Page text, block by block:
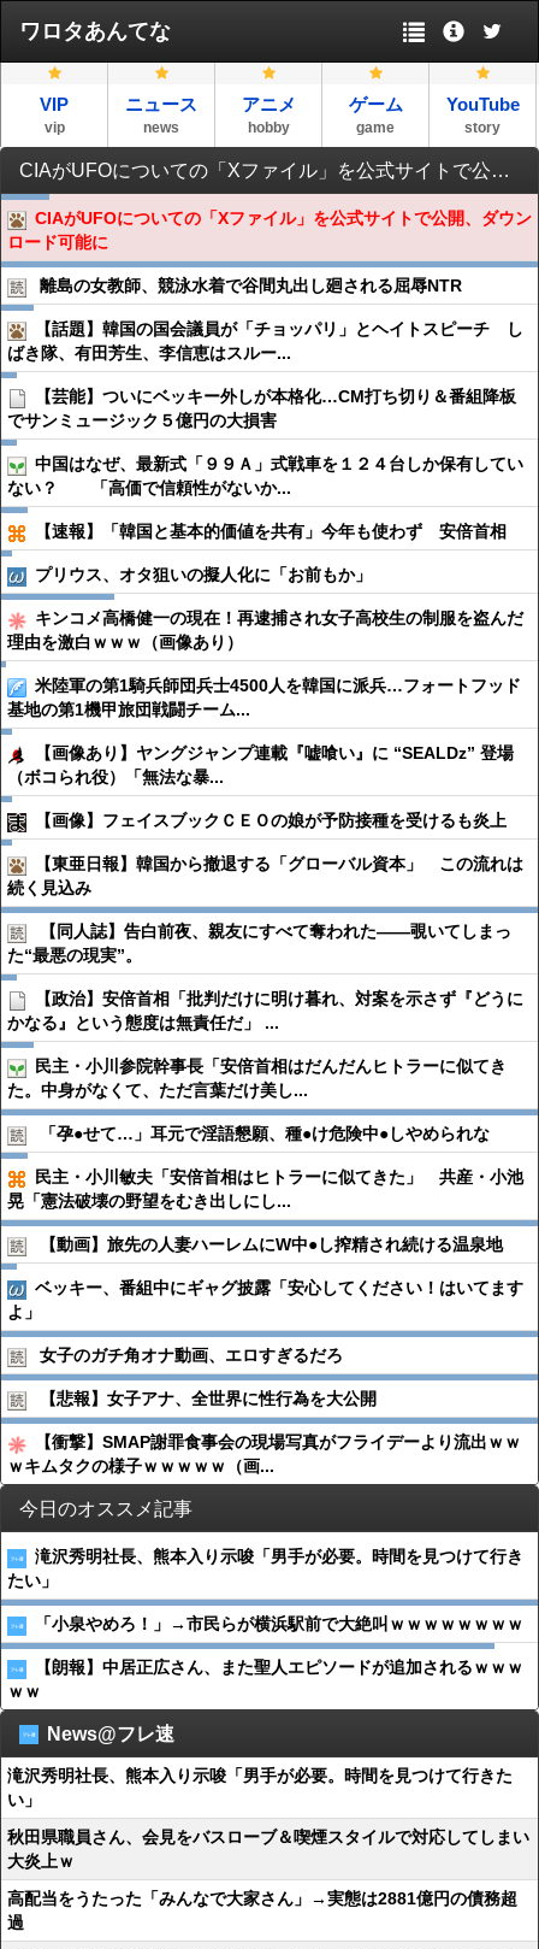
ワロタあんてな
VIP
vip
ニュース
news
アニメ
hobby
ゲーム
game
YouTube
story
CIAがUFOについての「Xファイル」を公式サイトで公開、ダウンロード可能に
CIAがUFOについての「Xファイル」を公式サイトで公開、ダウン
ロード可能に
離島の女教師、競泳水着で谷間丸出し廻される屈辱NTR
【話題】韓国の国会議員が「チョッパリ」とヘイトスピーチ し
ばき隊、有田芳生、李信恵はスルー...
【芸能】ついにベッキー外しが本格化…CM打ち切り＆番組降板
でサンミュージック５億円の大損害
中国はなぜ、最新式「９９Ａ」式戦車を１２４台しか保有してい
ない？ 「高価で信頼性がないか...
【速報】「韓国と基本的価値を共有」今年も使わず 安倍首相
プリウス、オタ狙いの擬人化に「お前もか」
キンコメ高橋健一の現在！再逮捕され女子高校生の制服を盗んだ
理由を激白ｗｗｗ（画像あり）
米陸軍の第1騎兵師団兵士4500人を韓国に派兵…フォートフッド
基地の第1機甲旅団戦闘チーム...
【画像あり】ヤングジャンプ連載『嘘喰い』に “SEALDz” 登場
（ボコられ役）「無法な暴...
【画像】フェイスブックＣＥＯの娘が予防接種を受けるも炎上
【東亜日報】韓国から撤退する「グローバル資本」 この流れは
続く見込み
【同人誌】告白前夜、親友にすべて奪われた――覗いてしまっ
た“最悪の現実”。
【政治】安倍首相「批判だけに明け暮れ、対案を示さず『どうに
かなる』という態度は無責任だ」 ...
民主・小川参院幹事長「安倍首相はだんだんヒトラーに似てき
た。中身がなくて、ただ言葉だけ美し...
「孕●︎せて…」耳元で淫語懇願、種●︎け危険中●︎しやめられな
民主・小川敏夫「安倍首相はヒトラーに似てきた」 共産・小池
晃「憲法破壊の野望をむき出しにし...
【動画】旅先の人妻ハーレムにW中●︎し搾精され続ける温泉地
ベッキー、番組中にギャグ披露「安心してください！はいてます
よ」
女子のガチ角オナ動画、エロすぎるだろ
【悲報】女子アナ、全世界に性行為を大公開
【衝撃】SMAP謝罪食事会の現場写真がフライデーより流出ｗｗ
ｗキムタクの様子ｗｗｗｗｗ（画...
今日のオススメ記事
滝沢秀明社長、熊本入り示唆「男手が必要。時間を見つけて行き
たい」
「小泉やめろ！」→市民らが横浜駅前で大絶叫ｗｗｗｗｗｗｗｗ
【朗報】中居正広さん、また聖人エピソードが追加されるｗｗｗ
ｗｗ
News@フレ速
滝沢秀明社長、熊本入り示唆「男手が必要。時間を見つけて行きた
い」
秋田県職員さん、会見をバスローブ＆喫煙スタイルで対応してしまい
大炎上ｗ
高配当をうたった「みんなで大家さん」→実態は2881億円の債務超
過